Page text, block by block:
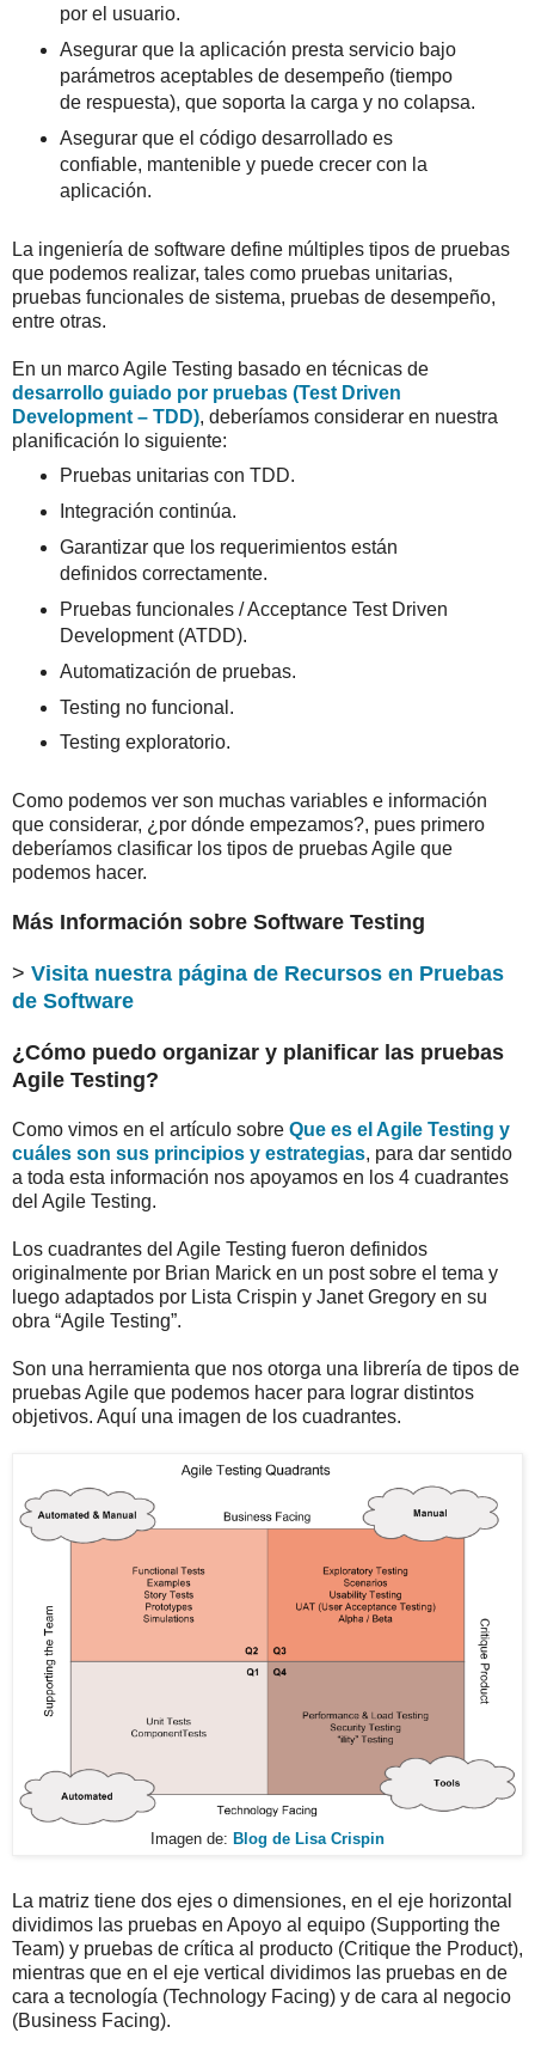
por el usuario.
Asegurar que la aplicación presta servicio bajo
parámetros aceptables de desempeño (tiempo
de respuesta), que soporta la carga y no colapsa.
Asegurar que el código desarrollado es
confiable, mantenible y puede crecer con la
aplicación.
La ingeniería de software define múltiples tipos de pruebas
que podemos realizar, tales como pruebas unitarias,
pruebas funcionales de sistema, pruebas de desempeño,
entre otras.
En un marco Agile Testing basado en técnicas de
desarrollo guiado por pruebas (Test Driven
Development – TDD), deberíamos considerar en nuestra
planificación lo siguiente:
Pruebas unitarias con TDD.
Integración continúa.
Garantizar que los requerimientos están
definidos correctamente.
Pruebas funcionales / Acceptance Test Driven
Development (ATDD).
Automatización de pruebas.
Testing no funcional.
Testing exploratorio.
Como podemos ver son muchas variables e información
que considerar, ¿por dónde empezamos?, pues primero
deberíamos clasificar los tipos de pruebas Agile que
podemos hacer.
Más Información sobre Software Testing
> Visita nuestra página de Recursos en Pruebas
de Software
¿Cómo puedo organizar y planificar las pruebas
Agile Testing?
Como vimos en el artículo sobre Que es el Agile Testing y
cuáles son sus principios y estrategias, para dar sentido
a toda esta información nos apoyamos en los 4 cuadrantes
del Agile Testing.
Los cuadrantes del Agile Testing fueron definidos
originalmente por Brian Marick en un post sobre el tema y
luego adaptados por Lista Crispin y Janet Gregory en su
obra “Agile Testing”.
Son una herramienta que nos otorga una librería de tipos de
pruebas Agile que podemos hacer para lograr distintos
objetivos. Aquí una imagen de los cuadrantes.
Imagen de: Blog de Lisa Crispin
La matriz tiene dos ejes o dimensiones, en el eje horizontal
dividimos las pruebas en Apoyo al equipo (Supporting the
Team) y pruebas de crítica al producto (Critique the Product),
mientras que en el eje vertical dividimos las pruebas en de
cara a tecnología (Technology Facing) y de cara al negocio
(Business Facing).